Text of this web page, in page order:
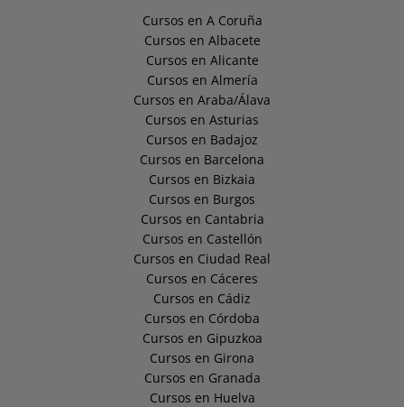
Cursos en A Coruña
Cursos en Albacete
Cursos en Alicante
Cursos en Almería
Cursos en Araba/Álava
Cursos en Asturias
Cursos en Badajoz
Cursos en Barcelona
Cursos en Bizkaia
Cursos en Burgos
Cursos en Cantabria
Cursos en Castellón
Cursos en Ciudad Real
Cursos en Cáceres
Cursos en Cádiz
Cursos en Córdoba
Cursos en Gipuzkoa
Cursos en Girona
Cursos en Granada
Cursos en Huelva